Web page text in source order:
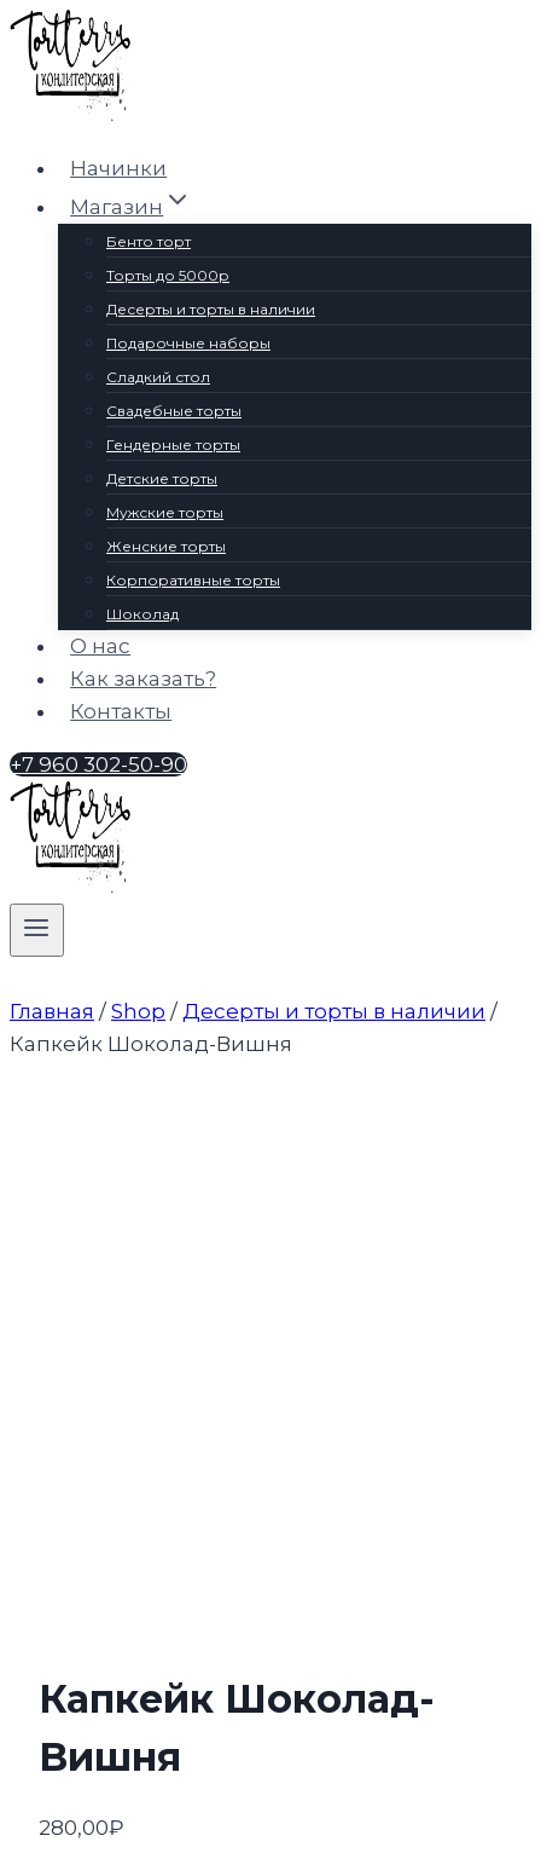
Перейти
содержимому
Начинки
Магазин
Бенто торт
Торты до 5000р
Десерты и торты в наличии
Подарочные наборы
Сладкий стол
Свадебные торты
Гендерные торты
Детские торты
Мужские торты
Женские торты
Корпоративные торты
Шоколад
О нас
Как заказать?
Контакты
+7 960 302-50-90
Главная / Shop / Десерты и торты в наличии /
Капкейк Шоколад-Вишня
Капкейк Шоколад-
Вишня
280,00₽